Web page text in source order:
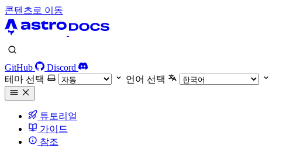
콘텐츠로 이동
GitHub
Discord
테마 선택
언어 선택
튜토리얼
가이드
참조